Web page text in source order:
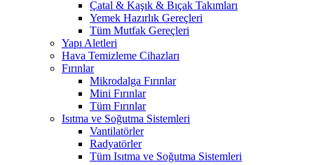
Çatal & Kaşık & Bıçak Takımları
Yemek Hazırlık Gereçleri
Tüm Mutfak Gereçleri
Yapı Aletleri
Hava Temizleme Cihazları
Fırınlar
Mikrodalga Fırınlar
Mini Fırınlar
Tüm Fırınlar
Isıtma ve Soğutma Sistemleri
Vantilatörler
Radyatörler
Tüm Isıtma ve Soğutma Sistemleri